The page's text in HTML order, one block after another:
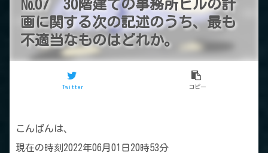
№07 30階建ての事務所ビルの計
画に関する次の記述のうち、最も
不適当なものはどれか。
Twitter コピー
こんばんは、
現在の時刻2022年06月01日20時53分